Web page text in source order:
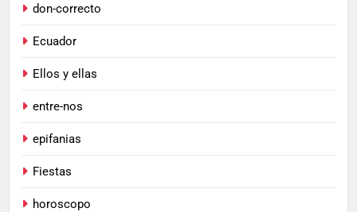
don-correcto
Ecuador
Ellos y ellas
entre-nos
epifanias
Fiestas
horoscopo